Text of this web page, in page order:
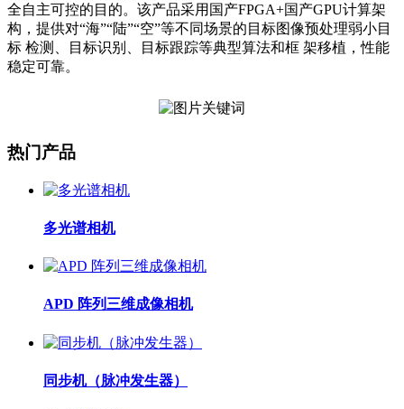
全自主可控的目的。该产品采用国产FPGA+国产GPU计算架
构，提供对“海”“陆”“空”等不同场景的目标图像预处理弱小目
标 检测、目标识别、目标跟踪等典型算法和框 架移植，性能
稳定可靠。
热门产品
多光谱相机
APD 阵列三维成像相机
同步机（脉冲发生器）